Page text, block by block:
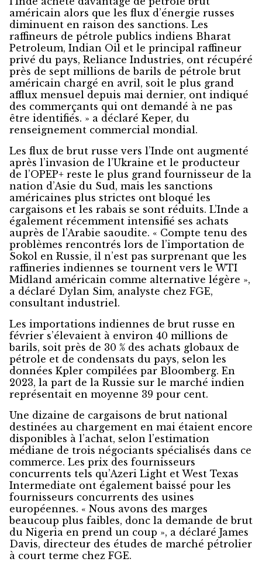
américain alors que les flux d’énergie russes
diminuent en raison des sanctions. Les
raffineurs de pétrole publics indiens Bharat
Petroleum, Indian Oil et le principal raffineur
privé du pays, Reliance Industries, ont récupéré
près de sept millions de barils de pétrole brut
américain chargé en avril, soit le plus grand
afflux mensuel depuis mai dernier, ont indiqué
des commerçants qui ont demandé à ne pas
être identifiés. » a déclaré Keper, du
renseignement commercial mondial.
Les flux de brut russe vers l’Inde ont augmenté
après l’invasion de l’Ukraine et le producteur
de l’OPEP+ reste le plus grand fournisseur de la
nation d’Asie du Sud, mais les sanctions
américaines plus strictes ont bloqué les
cargaisons et les rabais se sont réduits. L’Inde a
également récemment intensifié ses achats
auprès de l’Arabie saoudite. « Compte tenu des
problèmes rencontrés lors de l’importation de
Sokol en Russie, il n’est pas surprenant que les
raffineries indiennes se tournent vers le WTI
Midland américain comme alternative légère »,
a déclaré Dylan Sim, analyste chez FGE,
consultant industriel.
Les importations indiennes de brut russe en
février s’élevaient à environ 40 millions de
barils, soit près de 30 % des achats globaux de
pétrole et de condensats du pays, selon les
données Kpler compilées par Bloomberg. En
2023, la part de la Russie sur le marché indien
représentait en moyenne 39 pour cent.
Une dizaine de cargaisons de brut national
destinées au chargement en mai étaient encore
disponibles à l’achat, selon l’estimation
médiane de trois négociants spécialisés dans ce
commerce. Les prix des fournisseurs
concurrents tels qu’Azeri Light et West Texas
Intermediate ont également baissé pour les
fournisseurs concurrents des usines
européennes. « Nous avons des marges
beaucoup plus faibles, donc la demande de brut
du Nigeria en prend un coup », a déclaré James
Davis, directeur des études de marché pétrolier
à court terme chez FGE.